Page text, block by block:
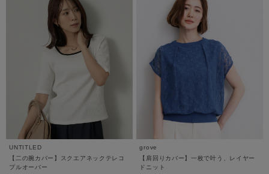
UNTITLED
【二の腕カバー】スクエアネックテレコ
プルオーバー
grove
【肩回りカバー】一枚で叶う、レイヤー
ドニット